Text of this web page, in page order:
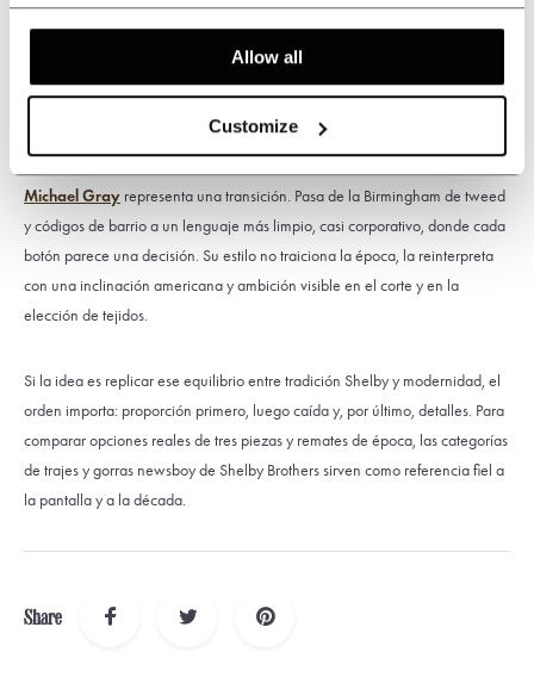
Allow all
Customize
Brothers reúne cortes de tres piezas y tejidos propios de los años 20 y 30.
grado de tradición que se busque.
Michael Gray representa una transición. Pasa de la Birmingham de tweed
y códigos de barrio a un lenguaje más limpio, casi corporativo, donde cada
botón parece una decisión. Su estilo no traiciona la época, la reinterpreta
con una inclinación americana y ambición visible en el corte y en la
elección de tejidos.
Si la idea es replicar ese equilibrio entre tradición Shelby y modernidad, el
orden importa: proporción primero, luego caída y, por último, detalles. Para
comparar opciones reales de tres piezas y remates de época, las categorías
de trajes y gorras newsboy de Shelby Brothers sirven como referencia fiel a
la pantalla y a la década.
Share